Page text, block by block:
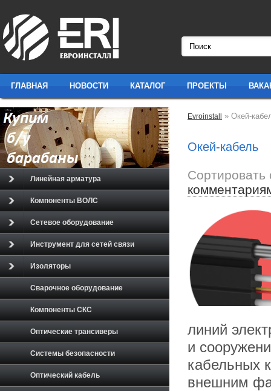
ГЛАВНАЯ НОВОСТИ КАТАЛОГ ПРОЕКТЫ
Evroinstall » Окей-
Окей-кабель
Сортировать
линий
и
кабельных
внешним
Линейная арматура
Компоненты ВОЛС
Сетевое оборудование
Инструмент для сетей связи
Изоляторы
Сварочное оборудование
Компоненты СКС
Оптические трансиверы
Системы безопасности
Оптический кабель